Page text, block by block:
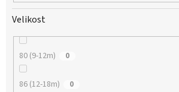
Velikost
80 (9-12m) 0
86 (12-18m) 0